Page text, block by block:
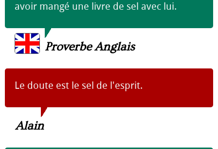
avoir mangé une livre de sel avec lui.
Proverbe Anglais
Le doute est le sel de l'esprit.
Alain